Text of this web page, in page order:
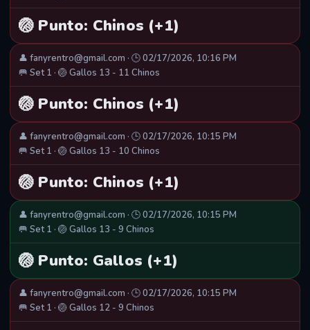
🏐 Punto: Chinos (+1)
👤 fanyrentro@gmail.com · 🕒 02/17/2026, 10:16 PM
🥅 Set 1 · 🏐 Gallos 13 - 11 Chinos
🏐 Punto: Chinos (+1)
👤 fanyrentro@gmail.com · 🕒 02/17/2026, 10:15 PM
🥅 Set 1 · 🏐 Gallos 13 - 10 Chinos
🏐 Punto: Chinos (+1)
👤 fanyrentro@gmail.com · 🕒 02/17/2026, 10:15 PM
🥅 Set 1 · 🏐 Gallos 13 - 9 Chinos
🏐 Punto: Gallos (+1)
👤 fanyrentro@gmail.com · 🕒 02/17/2026, 10:15 PM
🥅 Set 1 · 🏐 Gallos 12 - 9 Chinos